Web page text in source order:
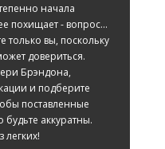
начала
похищает - вопрос...
только вы, поскольку
довериться.
Брэндона,
и подберите
поставленные
будьте аккуратны.
легких!